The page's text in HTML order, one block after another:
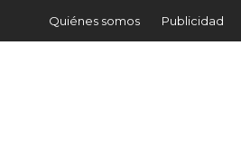
Quiénes somos Publicidad